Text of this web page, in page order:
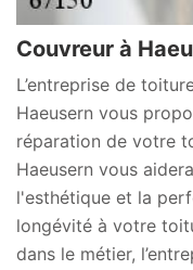
Couvreur à
L’entreprise de
Haeusern vous
réparation de votre
Haeusern vous
l'esthétique et la
longévité à votre
dans le métier,